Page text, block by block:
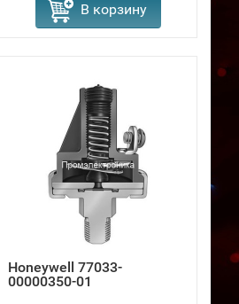
В корзину
Honeywell 77033-
00000350-01